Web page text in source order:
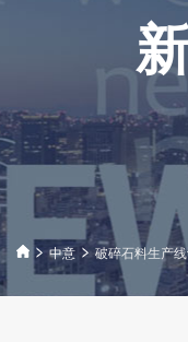
中意 破碎石料生产